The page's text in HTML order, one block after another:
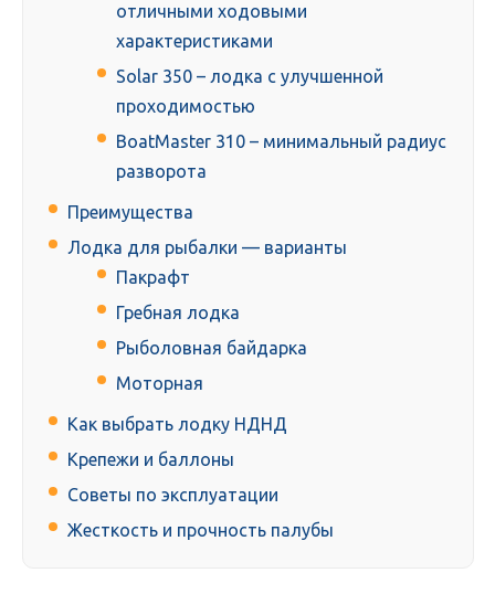
отличными ходовыми
характеристиками
Solar 350 – лодка с улучшенной
проходимостью
BoatMaster 310 – минимальный радиус
разворота
Преимущества
Лодка для рыбалки — варианты
Пакрафт
Гребная лодка
Рыболовная байдарка
Моторная
Как выбрать лодку НДНД
Крепежи и баллоны
Советы по эксплуатации
Жесткость и прочность палубы